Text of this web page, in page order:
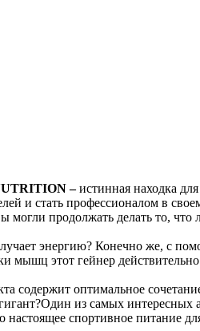
–истинная находка
и стать профессионалом в
могли продолжать делать то, что
энергию? Конечно же, с
мышц этот гейнер
содержит оптимальное
из самых интересных
спортивное питание